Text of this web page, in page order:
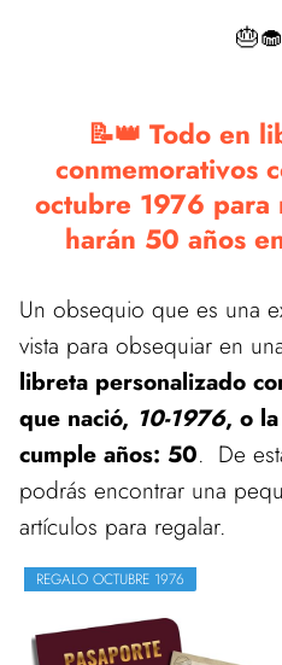
📝👑 Todo en
conmemorativos
octubre 1976 para
harán 50 años
Un obsequio que es una
vista para obsequiar en
libreta personalizado
que nació, 10-1976, o
cumple años: 50. De
podrás encontrar una
artículos para regalar.
REGALO OCTUBRE 1976